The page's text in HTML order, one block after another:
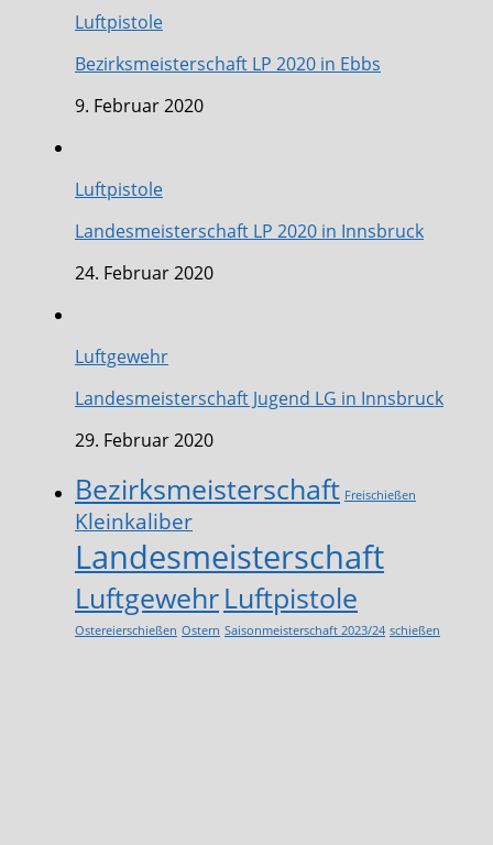
Luftpistole
Bezirksmeisterschaft LP 2020 in Ebbs
9. Februar 2020
Luftpistole
Landesmeisterschaft LP 2020 in Innsbruck
24. Februar 2020
Luftgewehr
Landesmeisterschaft Jugend LG in Innsbruck
29. Februar 2020
Bezirksmeisterschaft Freischießen
Kleinkaliber
Landesmeisterschaft
LuftgewehrLuftpistole
Ostereierschießen Ostern Saisonmeisterschaft 2023/24 schießen